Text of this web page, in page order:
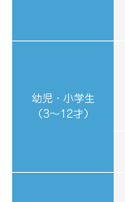
幼児・小学生
（3～12才）